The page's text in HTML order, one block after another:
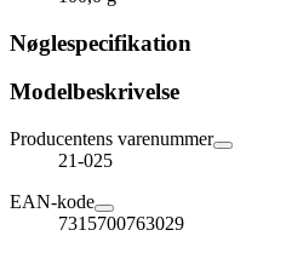
Nøglespecifikation
Modelbeskrivelse
Producentens varenummer
21-025
EAN-kode
7315700763029